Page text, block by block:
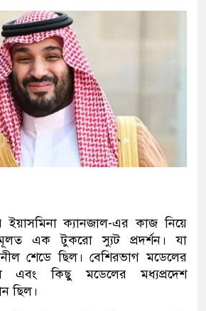
ইয়াসমিনা ক্যানজাল-এর কাজ নিয়ে
এক টুকরো স্যুট প্রদর্শন। যা
শেডে ছিল। বেশিরভাগ মডেলের
কিছু মডেলের মধ্যপ্রদেশ
ছিল।